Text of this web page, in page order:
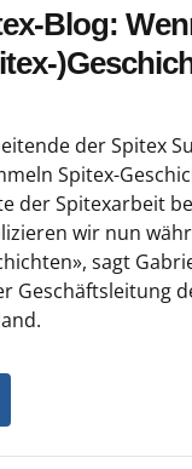
Blog:
der Spitex
Spitex-
der Spitexarbeit
wir nun
sagt
Geschäftsleitung